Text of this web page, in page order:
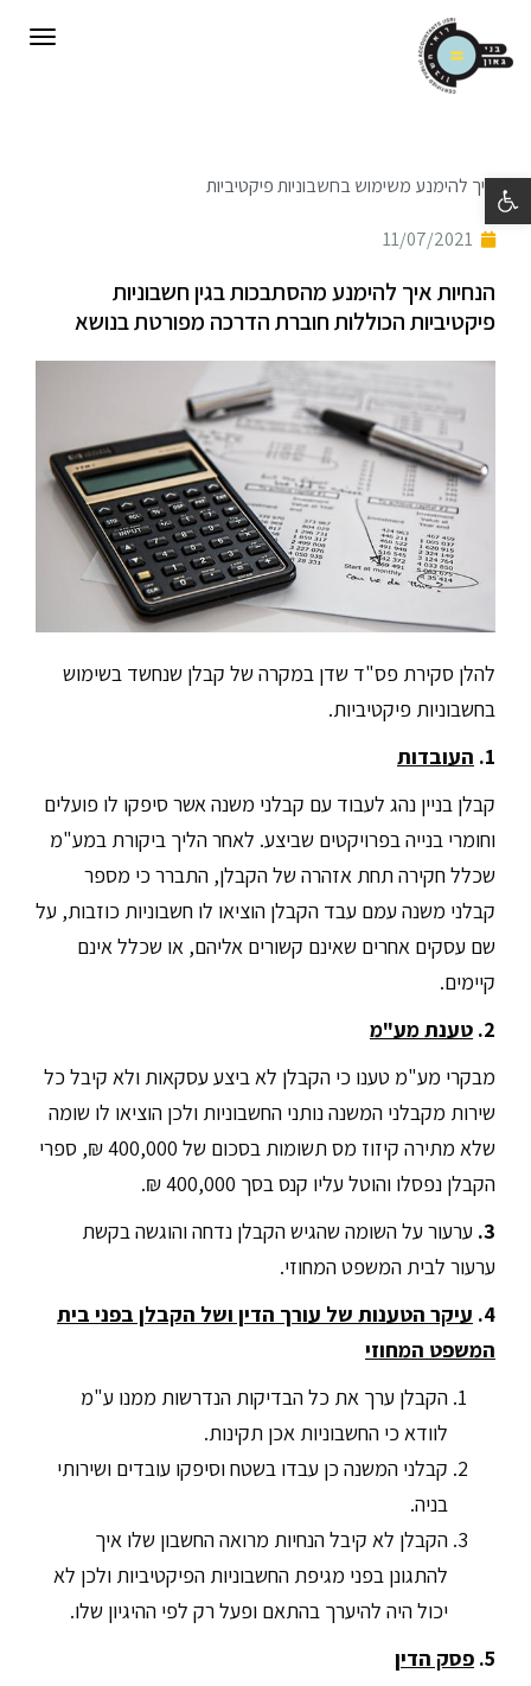
פתח סרגל נגישותאיך להימנע משימוש בחשבוניות פיקטיביות
11/07/2021
הנחיות איך להימנע מהסתבכות בגין חשבוניות
פיקטיביות הכוללות חוברת הדרכה מפורטת בנושא
להלן סקירת פס"ד שדן במקרה של קבלן שנחשד בשימוש
בחשבוניות פיקטיביות.
1. העובדות
קבלן בניין נהג לעבוד עם קבלני משנה אשר סיפקו לו פועלים
וחומרי בנייה בפרויקטים שביצע. לאחר הליך ביקורת במע"מ
שכלל חקירה תחת אזהרה של הקבלן, התברר כי מספר
קבלני משנה עמם עבד הקבלן הוציאו לו חשבוניות כוזבות, על
שם עסקים אחרים שאינם קשורים אליהם, או שכלל אינם
קיימים.
2. טענת מע"מ
מבקרי מע"מ טענו כי הקבלן לא ביצע עסקאות ולא קיבל כל
שירות מקבלני המשנה נותני החשבוניות ולכן הוציאו לו שומה
שלא מתירה קיזוז מס תשומות בסכום של 400,000 ₪, ספרי
הקבלן נפסלו והוטל עליו קנס בסך 400,000 ₪.
3. ערעור על השומה שהגיש הקבלן נדחה והוגשה בקשת
ערעור לבית המשפט המחוזי.
4. עיקר הטענות של עורך הדין ושל הקבלן בפני בית
המשפט המחוזי
הקבלן ערך את כל הבדיקות הנדרשות ממנו ע"מ
לוודא כי החשבוניות אכן תקינות.
קבלני המשנה כן עבדו בשטח וסיפקו עובדים ושירותי
בניה.
הקבלן לא קיבל הנחיות מרואה החשבון שלו איך
להתגונן בפני מגיפת החשבוניות הפיקטיביות ולכן לא
יכול היה להיערך בהתאם ופעל רק לפי ההיגיון שלו.
5. פסק הדין